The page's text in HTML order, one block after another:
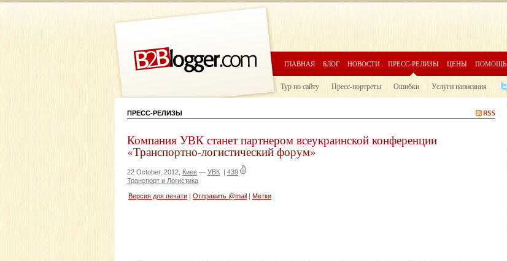
ГЛАВНАЯ БЛОГ НОВОСТИ ПРЕСС-РЕЛИЗЫ ЦЕНЫ ПОМОЩЬ
Тур по сайту Пресс-портреты Ошибки Услуги написания
ПРЕСС-РЕЛИЗЫ
Компания УВК станет партнером всеукраинской конференции
«Транспортно-логистический форум»
22 October, 2012, Киев — УВК | 439
Транспорт и Логистика
Версия для печати Отправить @mail Метки